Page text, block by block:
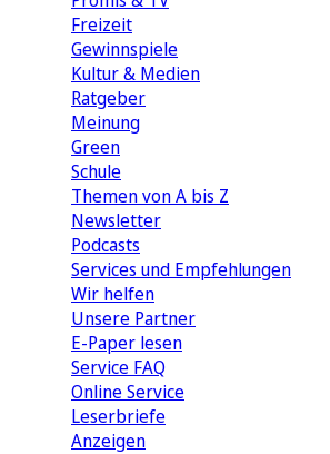
Freizeit
Gewinnspiele
Kultur & Medien
Ratgeber
Meinung
Green
Schule
Themen von A bis Z
Newsletter
Podcasts
Services und Empfehlungen
Wir helfen
Unsere Partner
E-Paper lesen
Service FAQ
Online Service
Leserbriefe
Anzeigen